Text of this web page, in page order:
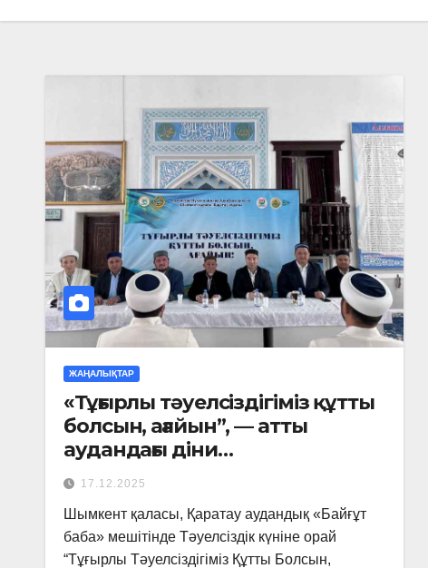
ЖАҢАЛЫҚТАР
«Тұғырлы тәуелсіздігіміз құтты
болсын, ағайын”, — атты
аудандағы діни
қызметкерлерінің
қатысуымен көшпелі семинар
болып өтті
17.12.2025
Шымкент қаласы, Қаратау аудандық «Байғұт
баба» мешітінде Тәуелсіздік күніне орай
“Тұғырлы Тәуелсіздігіміз Құтты Болсын,